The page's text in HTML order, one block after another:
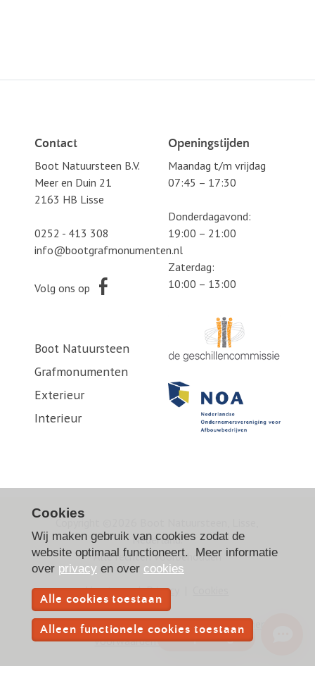
Contact
Boot Natuursteen B.V.
Meer en Duin 21
2163 HB Lisse
0252 - 413 308
info@bootgrafmonumenten.nl
Volg ons op
Openingstijden
Maandag t/m vrijdag
07:45 – 17:30
Donderdagavond:
19:00 – 21:00
Zaterdag:
10:00 – 13:00
Boot Natuursteen
Grafmonumenten
Exterieur
Interieur
Nederland.
Alle rechten voorbehouden
Vacatures|Privacy
Algemene voorwaarden Grafwerken|Algemene
voorwaarden Bouwwerken
Hulp nodig?
Cookies
Wij maken gebruik van cookies zodat de
website optimaal functioneert. Meer informatie
over privacy en over cookies
Alle cookies toestaan
Alleen functionele cookies toestaan